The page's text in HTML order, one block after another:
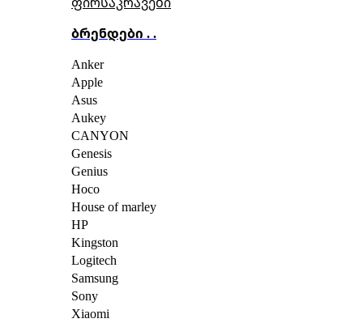
ბრენდები . .
Anker
Apple
Asus
Aukey
CANYON
Genesis
Genius
Hoco
House of marley
HP
Kingston
Logitech
Samsung
Sony
Xiaomi